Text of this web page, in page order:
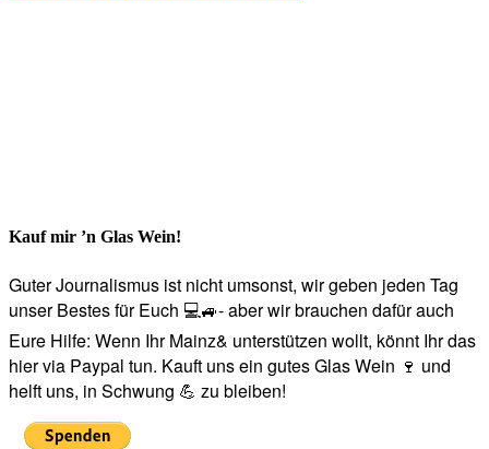
Kauf mir ’n Glas Wein!
Guter Journalismus ist nicht umsonst, wir geben jeden Tag
unser Bestes für Euch 💻🚙- aber wir brauchen dafür auch
Eure Hilfe: Wenn Ihr Mainz& unterstützen wollt, könnt Ihr das
hier via Paypal tun. Kauft uns ein gutes Glas Wein 🍷 und
helft uns, in Schwung 💪 zu bleiben!